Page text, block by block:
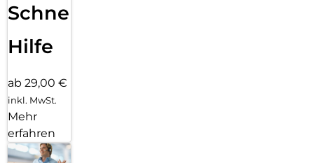
Schnelle
Hilfe
ab 29,00 €
inkl. MwSt.
Mehr
erfahren